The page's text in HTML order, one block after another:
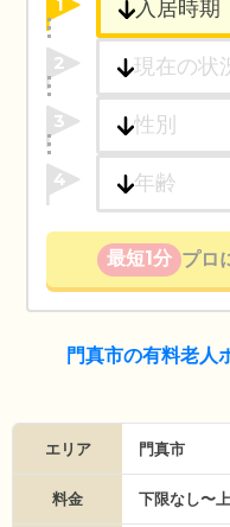
2
3
4
最短1分 プロ
門真市の有料老人
エリア 門真市
料金 下限なし〜